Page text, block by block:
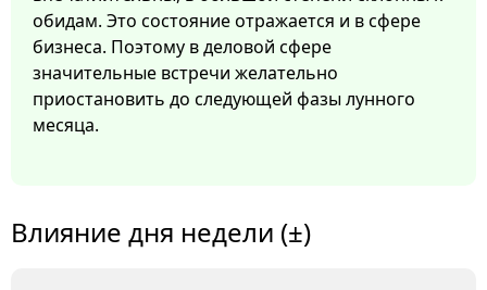
обидам. Это состояние отражается и в сфере
бизнеса. Поэтому в деловой сфере
значительные встречи желательно
приостановить до следующей фазы лунного
месяца.
Влияние дня недели (±)